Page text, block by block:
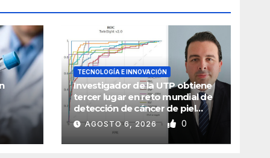
TECNOLOGÍA E INNOVACIÓN
Investigador de la UTP obtiene
tercer lugar en reto mundial de
detección de cáncer de piel
mediante inteligencia artificial
AGOSTO 6, 2026 0